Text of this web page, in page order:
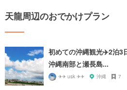
天龍周辺のおでかけプラン
初めての沖縄観光✈️2泊
沖縄南部と瀬長島...
✈✈ usk ✈✈ 沖縄 7